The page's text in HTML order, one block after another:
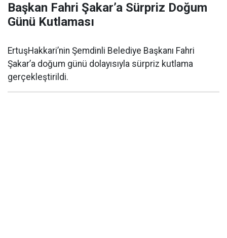
Başkan Fahri Şakar’a Sürpriz Doğum
Günü Kutlaması
ErtuşHakkari’nin Şemdinli Belediye Başkanı Fahri
Şakar’a doğum günü dolayısıyla sürpriz kutlama
gerçekleştirildi.